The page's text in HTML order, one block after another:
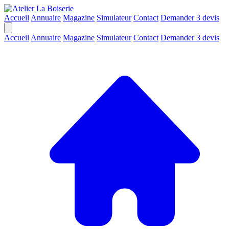
Accueil Annuaire Magazine Simulateur Contact Demander 3 devis
Accueil Annuaire Magazine Simulateur Contact Demander 3 devis